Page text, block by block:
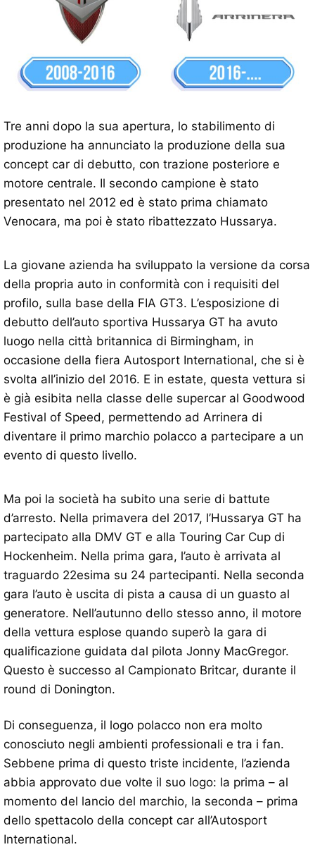
Tre anni dopo la sua apertura, lo stabilimento di
produzione ha annunciato la produzione della sua
concept car di debutto, con trazione posteriore e
motore centrale. Il secondo campione è stato
presentato nel 2012 ed è stato prima chiamato
Venocara, ma poi è stato ribattezzato Hussarya.
La giovane azienda ha sviluppato la versione da corsa
della propria auto in conformità con i requisiti del
profilo, sulla base della FIA ​​GT3. L’esposizione di
debutto dell’auto sportiva Hussarya GT ha avuto
luogo nella città britannica di Birmingham, in
occasione della fiera Autosport International, che si è
svolta all’inizio del 2016. E in estate, questa vettura si
è già esibita nella classe delle supercar al Goodwood
Festival of Speed, permettendo ad Arrinera di
diventare il primo marchio polacco a partecipare a un
evento di questo livello.
Ma poi la società ha subito una serie di battute
d’arresto. Nella primavera del 2017, l’Hussarya GT ha
partecipato alla DMV GT e alla Touring Car Cup di
Hockenheim. Nella prima gara, l’auto è arrivata al
traguardo 22esima su 24 partecipanti. Nella seconda
gara l’auto è uscita di pista a causa di un guasto al
generatore. Nell’autunno dello stesso anno, il motore
della vettura esplose quando superò la gara di
qualificazione guidata dal pilota Jonny MacGregor.
Questo è successo al Campionato Britcar, durante il
round di Donington.
Di conseguenza, il logo polacco non era molto
conosciuto negli ambienti professionali e tra i fan.
Sebbene prima di questo triste incidente, l’azienda
abbia approvato due volte il suo logo: la prima – al
momento del lancio del marchio, la seconda – prima
dello spettacolo della concept car all’Autosport
International.